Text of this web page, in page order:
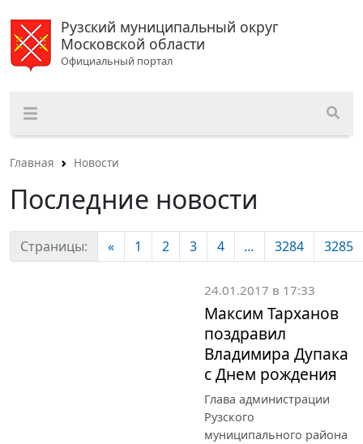
Рузский муниципальный округ
Московской области
Официальный портал
Главная Новости
Последние новости
Страницы: « 1 2 3 4 ... 3284 3285
24.01.2017 в 17:33
Максим Тарханов
поздравил
Владимира Дупака
с Днем рождения
Глава администрации
Рузского
муниципального района